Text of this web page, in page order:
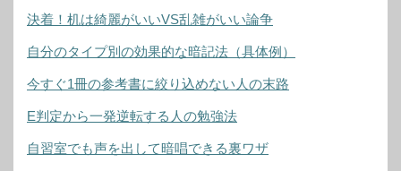
決着！机は綺麗がいいVS乱雑がいい論争
自分のタイプ別の効果的な暗記法（具体例）
今すぐ1冊の参考書に絞り込めない人の末路
E判定から一発逆転する人の勉強法
自習室でも声を出して暗唱できる裏ワザ